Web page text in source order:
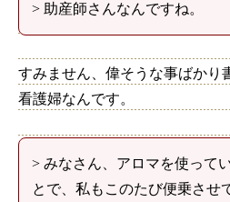
> 助産師さんなんですね。
すみません、偉そうな事ばかり
看護婦なんです。
> みなさん、アロマを使って
とで、私もこのたび便乗させ